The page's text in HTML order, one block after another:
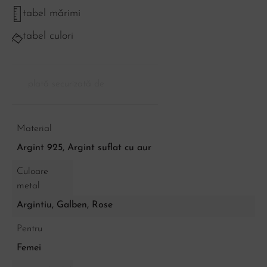
tabel mărimi
tabel culori
Material
Argint 925, Argint suflat cu aur
Culoare
metal
Argintiu, Galben, Rose
Pentru
Femei